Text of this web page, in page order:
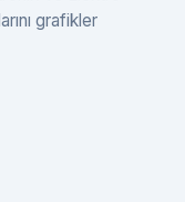
grafikler